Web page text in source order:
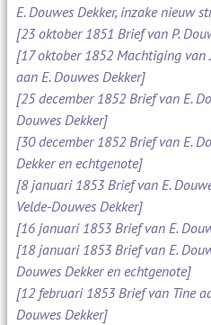
E. Douwes Dekker, inzake nieuw
[23 oktober 1851 Brief van P.
[17 oktober 1852 Machtiging van
aan E. Douwes Dekker]
[25 december 1852 Brief van E.
Douwes Dekker]
[30 december 1852 Brief van E.
Dekker en echtgenote]
[8 januari 1853 Brief van E.
Velde-Douwes Dekker]
[16 januari 1853 Brief van E.
[18 januari 1853 Brief van E.
Douwes Dekker en echtgenote]
[12 februari 1853 Brief van Tine
Douwes Dekker]